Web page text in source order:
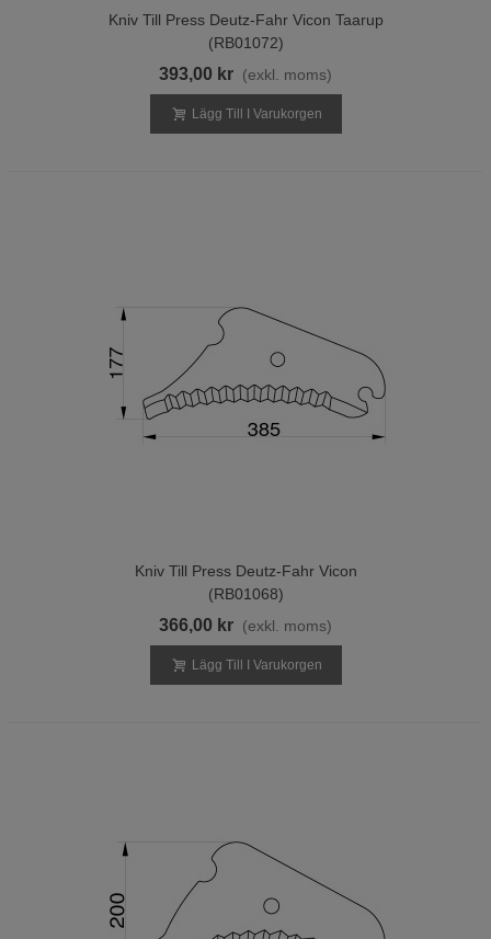
Kniv Till Press Deutz-Fahr Vicon Taarup
(RB01072)
393,00 kr (exkl. moms)
Lägg Till I Varukorgen
Kniv Till Press Deutz-Fahr Vicon
(RB01068)
366,00 kr (exkl. moms)
Lägg Till I Varukorgen